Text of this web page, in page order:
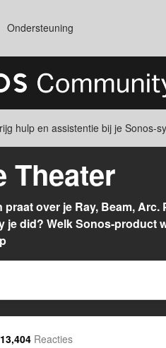
Ondersteuning
hulp en assistentie bij je Sonos-
Theater
praat over je Ray, Beam,
je did? Welk Sonos-product
13,404 Reacties